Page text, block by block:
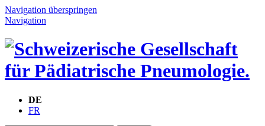
Navigation überspringen
Navigation
DE
FR